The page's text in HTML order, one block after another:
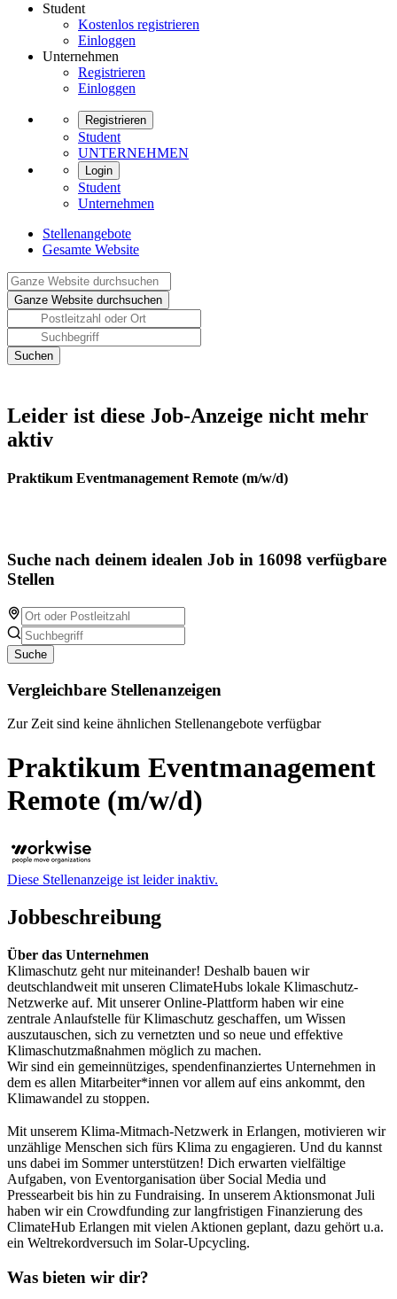
Student
Kostenlos registrieren
Einloggen
Unternehmen
Registrieren
Einloggen
Registrieren
Student
UNTERNEHMEN
Login
Student
Unternehmen
Stellenangebote
Gesamte Website
Leider ist diese Job-Anzeige nicht mehr
aktiv
Praktikum Eventmanagement Remote (m/w/d)
Suche nach deinem idealen Job in 16098 verfügbare
Stellen
Suche
Vergleichbare Stellenanzeigen
Zur Zeit sind keine ähnlichen Stellenangebote verfügbar
Praktikum Eventmanagement
Remote (m/w/d)
Diese Stellenanzeige ist leider inaktiv.
Jobbeschreibung
Über das Unternehmen
Klimaschutz geht nur miteinander! Deshalb bauen wir
deutschlandweit mit unseren ClimateHubs lokale Klimaschutz-
Netzwerke auf. Mit unserer Online-Plattform haben wir eine
zentrale Anlaufstelle für Klimaschutz geschaffen, um Wissen
auszutauschen, sich zu vernetzten und so neue und effektive
Klimaschutzmaßnahmen möglich zu machen.
Wir sind ein gemeinnütziges, spendenfinanziertes Unternehmen in
dem es allen Mitarbeiter*innen vor allem auf eins ankommt, den
Klimawandel zu stoppen.
Mit unserem Klima-Mitmach-Netzwerk in Erlangen, motivieren wir
unzählige Menschen sich fürs Klima zu engagieren. Und du kannst
uns dabei im Sommer unterstützen! Dich erwarten vielfältige
Aufgaben, von Eventorganisation über Social Media und
Pressearbeit bis hin zu Fundraising. In unserem Aktionsmonat Juli
haben wir ein Crowdfunding zur langfristigen Finanzierung des
ClimateHub Erlangen mit vielen Aktionen geplant, dazu gehört u.a.
ein Weltrekordversuch im Solar-Upcycling.
Was bieten wir dir?